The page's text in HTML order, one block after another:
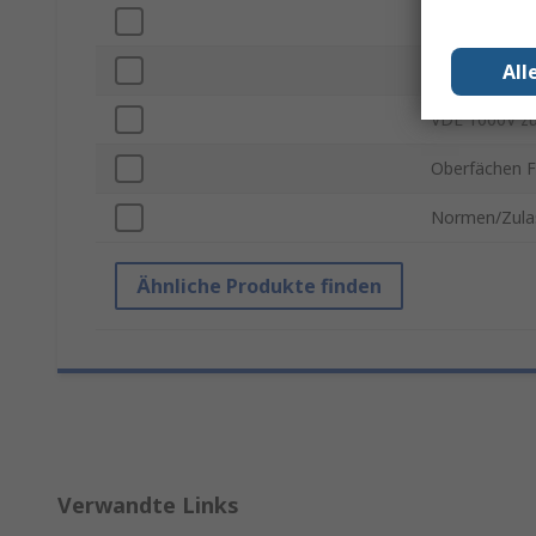
VDE 1000V
Oberfächen
Normen/
Ähnliche Produkte finden
Verwandte Links